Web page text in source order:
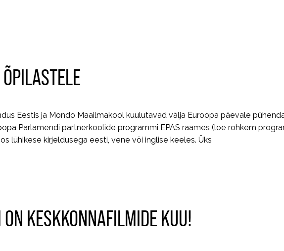
Eestis ja Mondo Maailmakool kuulutavad välja Euroopa päevale
Parlamendi partnerkoolide programmi EPAS raames (loe rohkem
lühikese kirjeldusega eesti, vene või inglise keeles. Üks
KESKKONNAFILMIDE KUU!